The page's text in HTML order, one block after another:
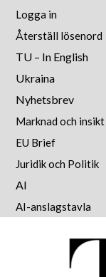
Logga in
Återställ lösenord
TU – In English
Ukraina
Nyhetsbrev
Marknad och insikt
EU Brief
Juridik och Politik
AI
AI-anslagstavla